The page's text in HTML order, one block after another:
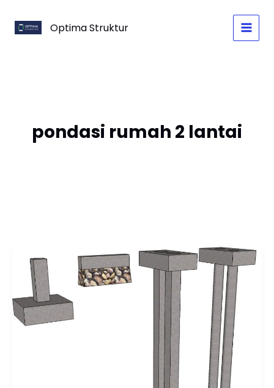
content
Optima Struktur
pondasi rumah 2 lantai
Rumah
Lantai
Sebaiknya
Apa?